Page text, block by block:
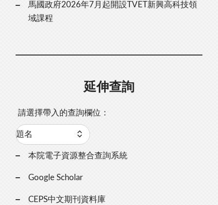
馬國政府2026年7月起開設TVET新興高科技領
域課程
延伸查詢
請選擇帶入的查詢欄位：
本院電子資源整合查詢系統
Google Scholar
CEPS中文期刊資料庫